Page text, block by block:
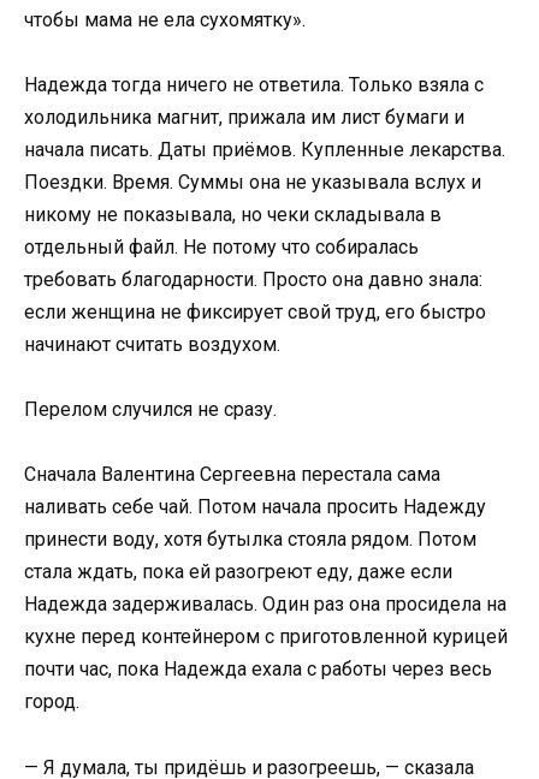
чтобы мама не ела сухомятку».
Надежда тогда ничего не ответила. Только взяла с
холодильника магнит, прижала им лист бумаги и
начала писать. Даты приёмов. Купленные лекарства.
Поездки. Время. Суммы она не указывала вслух и
никому не показывала, но чеки складывала в
отдельный файл. Не потому что собиралась
требовать благодарности. Просто она давно знала:
если женщина не фиксирует свой труд, его быстро
начинают считать воздухом.
Перелом случился не сразу.
Сначала Валентина Сергеевна перестала сама
наливать себе чай. Потом начала просить Надежду
принести воду, хотя бутылка стояла рядом. Потом
стала ждать, пока ей разогреют еду, даже если
Надежда задерживалась. Один раз она просидела на
кухне перед контейнером с приготовленной курицей
почти час, пока Надежда ехала с работы через весь
город.
— Я думала, ты придёшь и разогреешь, — сказала